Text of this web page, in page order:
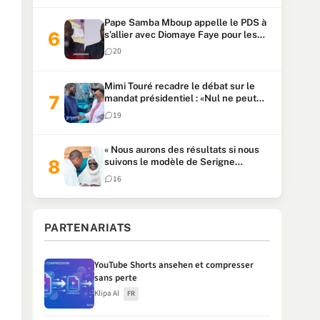
Pape Samba Mboup appelle le PDS à
s’allier avec Diomaye Faye pour les
locales et tacle Sonko
20
Mimi Touré recadre le débat sur le
mandat présidentiel : «Nul ne peut
faire plus de deux mandats
consécutifs de 5 ans»
19
« Nous aurons des résultats si nous
suivons le modèle de Serigne
Touba » : Ousmane Sonko au Khalife
Serigne Mountakha
16
PARTENARIATS
YouTube Shorts ansehen et compresser
sans perte
Klipa AI FR